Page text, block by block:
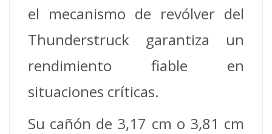
el mecanismo de revólver del
Thunderstruck garantiza un
rendimiento fiable en
situaciones críticas.
Su cañón de 3,17 cm o 3,81 cm